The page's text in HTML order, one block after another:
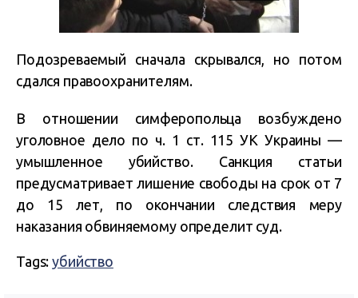
Подозреваемый сначала скрывался, но потом
сдался правоохранителям.
В отношении симферопольца возбуждено
уголовное дело по ч. 1 ст. 115 УК Украины —
умышленное убийство. Санкция статьи
предусматривает лишение свободы на срок от 7
до 15 лет, по окончании следствия меру
наказания обвиняемому определит суд.
Tags:убийство